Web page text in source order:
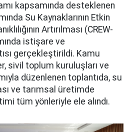
kapsamında desteklenen
Su Kaynaklarının Etkin
Artırılması (CREW-
istişare ve
gerçekleştirildi. Kamu
sivil toplum kuruluşları ve
düzenlenen toplantıda, su
ve tarımsal üretimde
tüm yönleriyle ele alındı.